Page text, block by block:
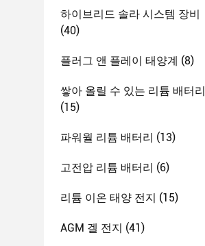
하이브리드 솔라 시스템 장비
(40)
플러그 앤 플레이 태양계 (8)
쌓아 올릴 수 있는 리튬 배터리
(15)
파워월 리튬 배터리 (13)
고전압 리튬 배터리 (6)
리튬 이온 태양 전지 (15)
AGM 겔 전지 (41)